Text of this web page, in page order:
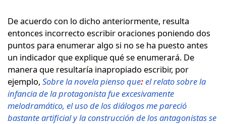
De acuerdo con lo dicho anteriormente, resulta
entonces incorrecto escribir oraciones poniendo dos
puntos para enumerar algo si no se ha puesto antes
un indicador que explique qué se enumerará. De
manera que resultaría inapropiado escribir, por
ejemplo, Sobre la novela pienso que:el relato sobre la
infancia de la protagonista fue excesivamente
melodramático, el uso de los diálogos me pareció
bastante artificial y la construcción de los antagonistas se